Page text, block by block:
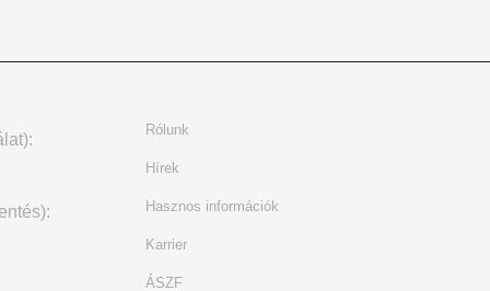
Rólunk
Hírek
Hasznos információk
Karrier
ÁSZF